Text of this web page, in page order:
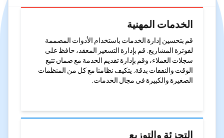
الخدمات المهنية
قم بتحسين إدارة الخدمات باستخدام الأدوات المصممة
لفوترة المشاريع. قم بإدارة التسعير المعقد، حافظ على
سجلات العملاء، وقم بإدارة تقديم الخدمة مع ضمان تتبع
الوقت والنفقات بدقة. يتكيف نظامنا مع كل من المنظمات
الصغيرة والكبيرة في مجال الخدمات.
التجزئة والتوزيع